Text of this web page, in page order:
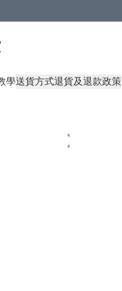
學送貨方式退貨及退款政策